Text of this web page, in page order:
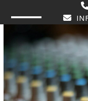
mobile
menu
mobile
menu